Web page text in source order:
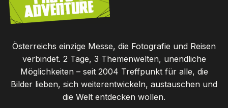
Österreichs einzige Messe, die Fotografie und Reisen
verbindet. 2 Tage, 3 Themenwelten, unendliche
Möglichkeiten – seit 2004 Treffpunkt für alle, die
Bilder lieben, sich weiterentwickeln, austauschen und
die Welt entdecken wollen.